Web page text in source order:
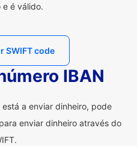
é válido.
SWIFT code
IBAN
a enviar dinheiro, pode
enviar dinheiro através do